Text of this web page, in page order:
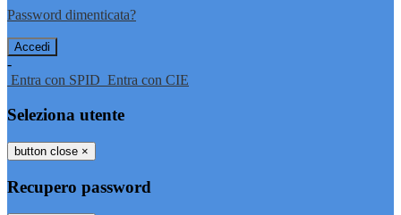
Password dimenticata?
-
Entra con SPID Entra con CIE
Seleziona utente
button close ×
Recupero password